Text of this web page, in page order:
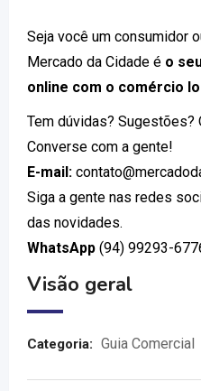
Seja você um consumidor
Mercado da Cidade é o
online com o comércio
Tem dúvidas? Sugestões?
Converse com a gente!
E-mail:
Siga a gente nas redes
das novidades.
WhatsApp (94) 99293-
Visão geral
Categoria: Guia Comercial